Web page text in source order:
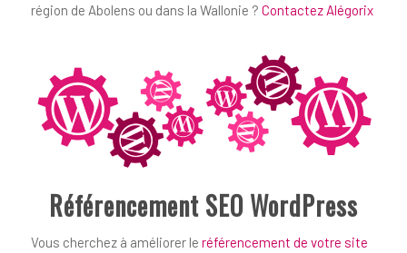
région de Abolens ou dans la Wallonie ? Contactez Alégorix
Référencement SEO WordPress
Vous cherchez à améliorer le référencement de votre site